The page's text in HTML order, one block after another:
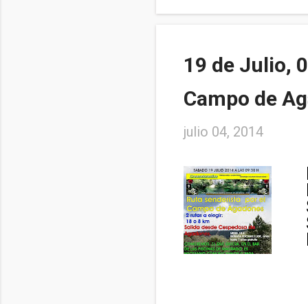
19 de Julio,
Campo de
julio 04, 2014